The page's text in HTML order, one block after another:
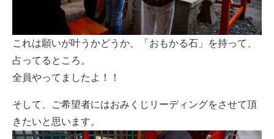
これは願いが叶うかどうか、「おもかる石」を持って、
占ってるところ。
全員やってましたよ！！
そして、ご希望者にはおみくじリーディングをさせて頂
きたいと思います。